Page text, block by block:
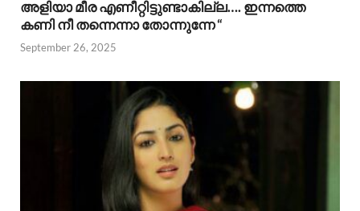
അളിയാ മീര എണീറ്റിട്ടുണ്ടാകില്ല…. ഇന്നത്തെ
കണി നീ തന്നെന്നാ തോന്നുന്നേ “
September 26, 2025